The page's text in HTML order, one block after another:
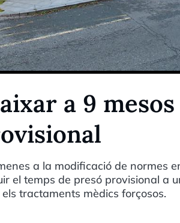
a 9 mesos
a la modificació de normes
el temps de presó provisional a
tractaments mèdics forçosos.